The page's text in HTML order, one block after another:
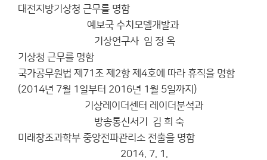
대전지방기상청 근무를 명함
예보국 수치모델개발과
기상연구사 임 정 옥
기상청 근무를 명함
국가공무원법 제71조 제2항 제4호에 따라 휴직을 명함
(2014년 7월 1일부터 2016년 1월 5일까지)
기상레이더센터 레이더분석과
방송통신서기 김 희 숙
미래창조과학부 중앙전파관리소 전출을 명함
2014. 7. 1.